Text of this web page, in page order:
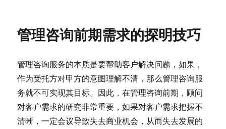
管理咨询前期需求的探明技巧
管理咨询服务的本质是要帮助客户解决问题，如果，
作为受托方对甲方的意图理解不清，那么管理咨询服
务就不可实现其目标。因此，在管理咨询前期，顾问
对客户需求的研究非常重要，如果对客户需求把握不
清晰，一定会议导致失去商业机会，从而失去发展的